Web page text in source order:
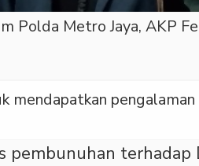
Polda Metro Jaya, AKP
pengalaman
pembunuhan